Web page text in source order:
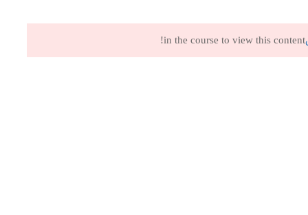
in the course to view this content!